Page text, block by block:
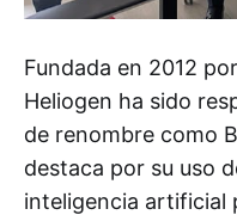
Fundada en 2012
Heliogen ha sido
de renombre como
destaca por su uso
inteligencia artificial